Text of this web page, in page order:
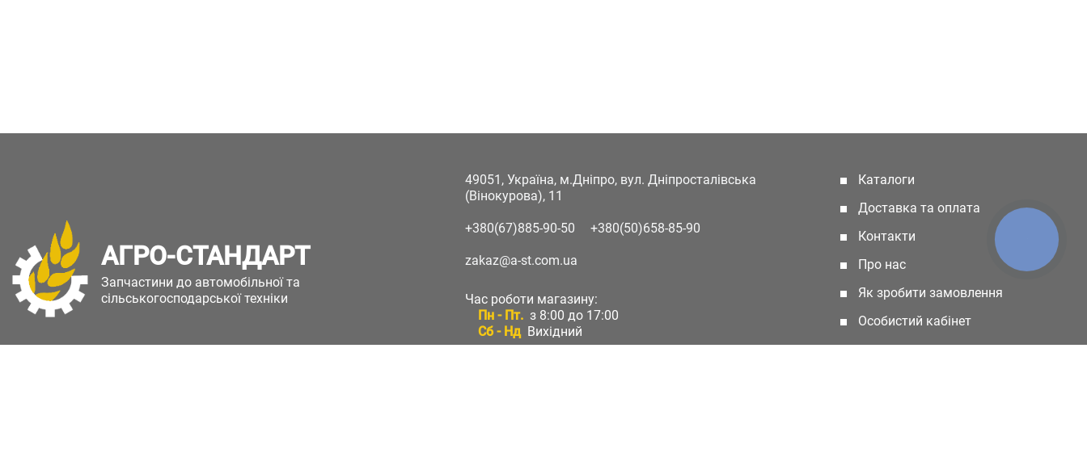
АГРО-СТАНДАРТ
Запчастини до автомобільної та
сільськогосподарської техніки
49051, Україна, м.Дніпро, вул. Дніпросталівська
(Вінокурова), 11
+380(67)885-90-50 +380(50)658-85-90
zakaz@a-st.com.ua
Час роботи магазину:
Пн - Пт. з 8:00 до 17:00
Сб - Нд Вихідний
Каталоги
Доставка та оплата
Контакти
Про нас
Як зробити замовлення
Особистий кабінет